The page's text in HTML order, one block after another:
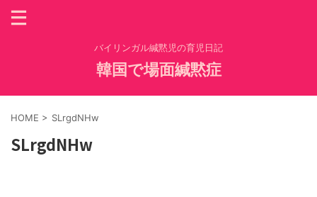
バイリンガル緘黙児の育児日記
韓国で場面緘黙症
HOME > SLrgdNHw
SLrgdNHw